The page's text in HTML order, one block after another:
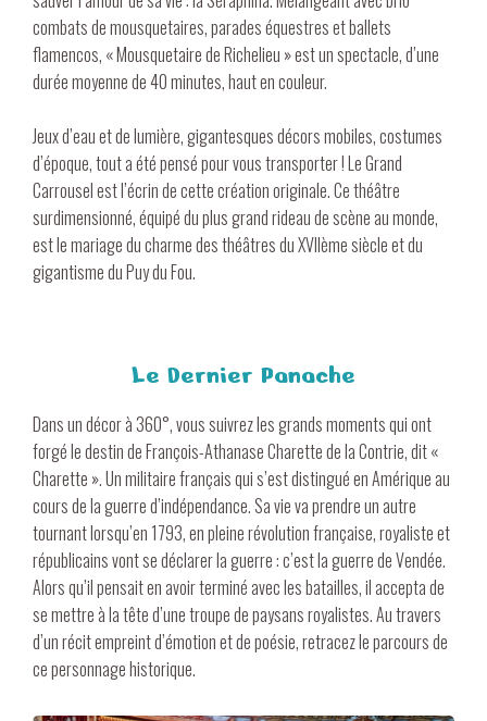
combats de mousquetaires, parades équestres et ballets
flamencos, « Mousquetaire de Richelieu » est un spectacle, d’une
durée moyenne de 40 minutes, haut en couleur.
Jeux d’eau et de lumière, gigantesques décors mobiles, costumes
d’époque, tout a été pensé pour vous transporter ! Le Grand
Carrousel est l’écrin de cette création originale. Ce théâtre
surdimensionné, équipé du plus grand rideau de scène au monde,
est le mariage du charme des théâtres du XVIIème siècle et du
gigantisme du Puy du Fou.
Le Dernier Panache
Dans un décor à 360°, vous suivrez les grands moments qui ont
forgé le destin de François-Athanase Charette de la Contrie, dit «
Charette ». Un militaire français qui s’est distingué en Amérique au
cours de la guerre d’indépendance. Sa vie va prendre un autre
tournant lorsqu’en 1793, en pleine révolution française, royaliste et
républicains vont se déclarer la guerre : c’est la guerre de Vendée.
Alors qu’il pensait en avoir terminé avec les batailles, il accepta de
se mettre à la tête d’une troupe de paysans royalistes. Au travers
d’un récit empreint d’émotion et de poésie, retracez le parcours de
ce personnage historique.